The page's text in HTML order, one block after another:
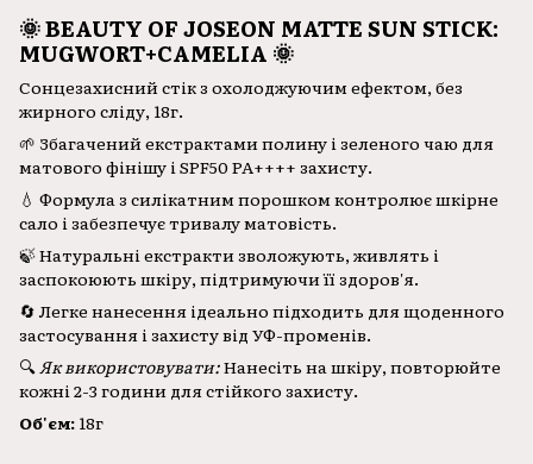
🌞 BEAUTY OF JOSEON MATTE SUN STICK:
MUGWORT+CAMELIA 🌞
Сонцезахисний стік з охолоджуючим ефектом, без
жирного сліду, 18г.
🌱 Збагачений екстрактами полину і зеленого чаю для
матового фінішу і SPF50 PA++++ захисту.
💧 Формула з силікатним порошком контролює шкірне
сало і забезпечує тривалу матовість.
🍃 Натуральні екстракти зволожують, живлять і
заспокоюють шкіру, підтримуючи її здоров'я.
🔄 Легке нанесення ідеально підходить для щоденного
застосування і захисту від УФ-променів.
🔍 Як використовувати:Нанесіть на шкіру, повторюйте
кожні 2-3 години для стійкого захисту.
Об'єм: 18г